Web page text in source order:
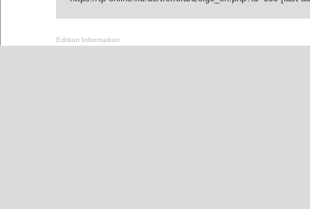
Edition Information